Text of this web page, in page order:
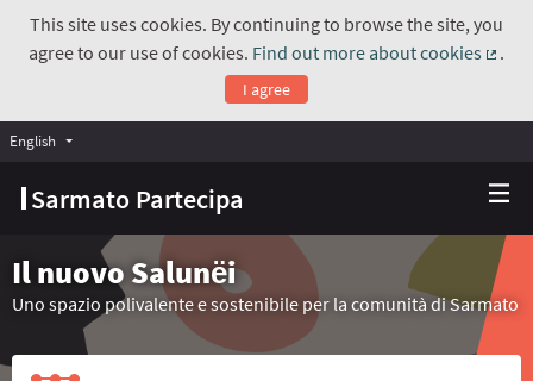
This site uses cookies. By continuing to browse the site, you
agree to our use of cookies. Find out more about cookies
.
I agree
Sarmato Partecipa
English Choose language
Il nuovo Salunёi
Uno spazio polivalente e sostenibile per la comunità di Sarmato